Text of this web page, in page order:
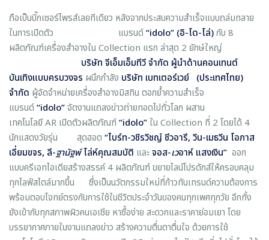
ถือเป็นบิ๊กเซอร์ไพรส์เลยทีเดียว หลังจากประสบความสำเร็จแบบถล่มทลาย
ในการเปิดตัว แบรนด์“idolo” (อิ-โด-โล่)กับ 8
ผลิตภัณฑ์เครื่องสำอางใน Collection แรก ล่าสุด 2 ยักษ์ใหญ่
บริษัท จีเอ็มเอ็มทีวี จำกัด ผู้นำด้านคอนเทนต์
บันเทิงแบบครบวงจร ผนึกกำลัง บริษัท เบทเตอร์เวย์ (ประเทศไทย)
จำกัด ผู้จัดจำหน่ายเครื่องสำอางมิสทิน ตอกย้ำความสำเร็จ
แบรนด์“idolo”จัดงานแถลงข่าวถ่ายทอดไปทั่วโลก ผสาน
เทคโนโลยี AR เปิดตัวผลิตภัณฑ์“idolo”ใน Collection ที่ 2 โดยได้ 4
นักแสดงวัยรุ่น สุดฮอต “ไบร์ท-วชิรวิชญ์ ชีวอารี, วิน-เมธวิน โอภาส
เอี่ยมขจร, ลี-ฐานัฐพ์โล่ห์คุณสมบัติ และจอส-เวอาห์ แสงเงิน” ออก
แบบครีเอทไอเดียสร้างสรรค์ 4 ผลิตภัณฑ์ ขยายไลน์โปรดักส์ให้ครอบคลุม
ทุกไลฟ์สไตล์มากขึ้น ซึ่งเป็นนวัตกรรมใหม่ที่ก้าวทันเทรนด์ความต้องการ
พร้อมตอบโจทย์ตรงกับการใช้ในชีวิตประจำวันของคนทุกเพศทุกวัย อีกทั้ง
ยังเข้ากับทุกสภาพผิวคนเอเชีย หาซื้อง่าย สะดวกและราคาย่อมเยา โดย
บรรยากาศภายในงานแถลงข่าว สร้างความตื่นตาตื่นใจ ด้วยการใช้